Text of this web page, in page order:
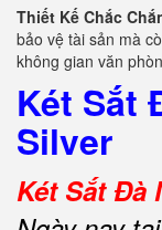
Thiết Kế Chắc
bảo vệ tài sản mà
không gian văn
Két Sắt
Silver
Két Sắt Đà